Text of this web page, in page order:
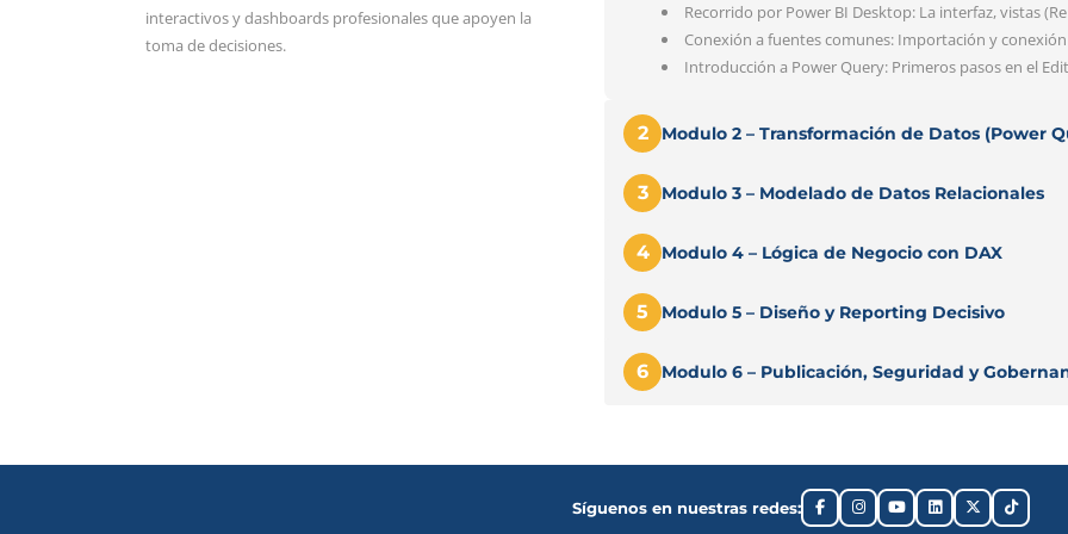
interactivos y dashboards profesionales que apoyen la
toma de decisiones.
Recorrido por Power BI Desktop: La interfaz, vistas
Conexión a fuentes comunes: Importación y
Introducción a Power Query: Primeros pasos en el
2 Modulo 2 – Transformación de Datos (Power
3 Modulo 3 – Modelado de Datos Relacionales
4 Modulo 4 – Lógica de Negocio con DAX
5 Modulo 5 – Diseño y Reporting Decisivo
6 Modulo 6 – Publicación, Seguridad y
Síguenos en nuestras redes: